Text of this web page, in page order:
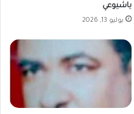
ياشيوعي
يوليو 13, 2026